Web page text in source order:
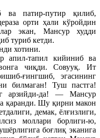
ва патир-путир қилиб,
орти ҳали кўройдин
экан, Мансур худди
туриб кетди.
хотини.
тапил кийиниб ва
чиқди. Совууқ. Ит
ғингшиб, эгасининг
билмаган! Туш пастга!
арзийди-да! — Мансур
қаранди. Шу қирни макон
демак, ёлғизлиги,
моллари борлиги-ю,
боғлиқ эканига